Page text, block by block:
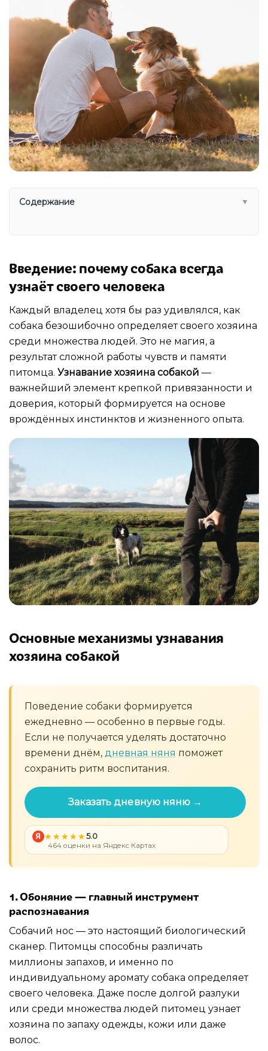
Содержание ▼
Введение: почему собака всегда
узнаёт своего человека
Каждый владелец хотя бы раз удивлялся, как
собака безошибочно определяет своего хозяина
среди множества людей. Это не магия, а
результат сложной работы чувств и памяти
питомца. Узнавание хозяина собакой —
важнейший элемент крепкой привязанности и
доверия, который формируется на основе
врождённых инстинктов и жизненного опыта.
Основные механизмы узнавания
хозяина собакой
Поведение собаки формируется
ежедневно — особенно в первые годы.
Если не получается уделять достаточно
времени днём, дневная няня поможет
сохранить ритм воспитания.
Заказать дневную няню →
Я 5.0
464 оценки на Яндекс Картах
1. Обоняние — главный инструмент
распознавания
Собачий нос — это настоящий биологический
сканер. Питомцы способны различать
миллионы запахов, и именно по
индивидуальному аромату собака определяет
своего человека. Даже после долгой разлуки
или среди множества людей питомец узнает
хозяина по запаху одежды, кожи или даже
волос.